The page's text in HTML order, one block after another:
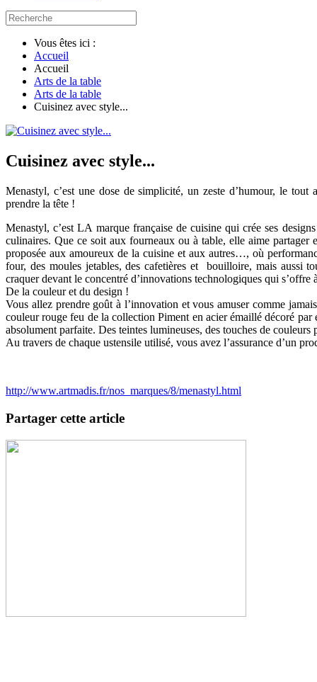
Vous êtes ici :
Accueil
Accueil
Arts de la table
Arts de la table
Cuisinez avec style...
Cuisinez avec style...
Menastyl, c’est une dose de simplicité, un zeste d’humour, le
prendre la tête !
Menastyl, c’est LA marque française de cuisine qui crée ses
culinaires. Que ce soit aux fourneaux ou à table, elle aime
proposée aux amoureux de la cuisine et aux autres…, où
four, des moules jetables, des cafetières et bouilloire, mais aussi
craquer devant le concentré d’innovations technologiques qui
De la couleur et du design !
Vous allez prendre goût à l’innovation et vous amuser comme
couleur rouge feu de la collection Piment en acier émaillé décoré
absolument parfaite. Des teintes lumineuses, des touches de
Au travers de chaque ustensile utilisé, vous avez l’assurance d’un
http://www.artmadis.fr/nos_marques/8/menastyl.html
Partager cette article